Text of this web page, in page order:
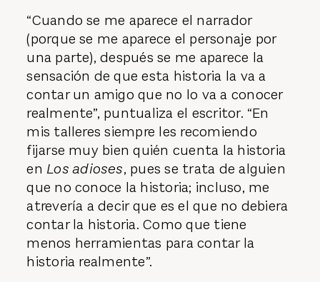
“Cuando se me aparece el narrador
(porque se me aparece el personaje por
una parte), después se me aparece la
sensación de que esta historia la va a
contar un amigo que no lo va a conocer
realmente”, puntualiza el escritor. “En
mis talleres siempre les recomiendo
fijarse muy bien quién cuenta la historia
en Los adioses, pues se trata de alguien
que no conoce la historia; incluso, me
atrevería a decir que es el que no debiera
contar la historia. Como que tiene
menos herramientas para contar la
historia realmente”.